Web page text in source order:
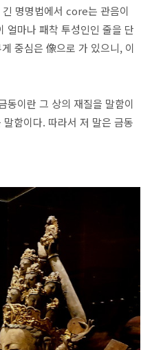
명명법에서 core는 관음이
얼마나 패착 투성인인 줄을 단
중심은 像으로 가 있으니, 이
동이란 그 상의 재질을 말함이
함이다. 따라서 저 말은 금동